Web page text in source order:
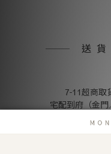
送
7-11超商取
宅配到府（金門